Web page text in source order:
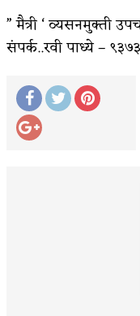
” मैत्री ‘ व्यसनमुक्ती
संपर्क..रवी पाध्ये –